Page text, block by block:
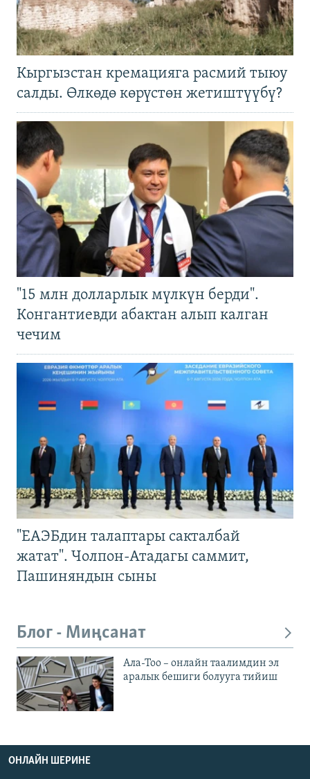
Кыргызстан кремацияга расмий тыюу
салды. Өлкөдө көрүстөн жетиштүүбү?
"15 млн долларлык мүлкүн берди".
Конгантиевди абактан алып калган
чечим
"ЕАЭБдин талаптары сакталбай
жатат". Чолпон-Атадагы саммит,
Пашиняндын сыны
Блог - Миңсанат
Ала-Тоо – онлайн таалимдин эл
аралык бешиги болууга тийиш
ОНЛАЙН ШЕРИНЕ